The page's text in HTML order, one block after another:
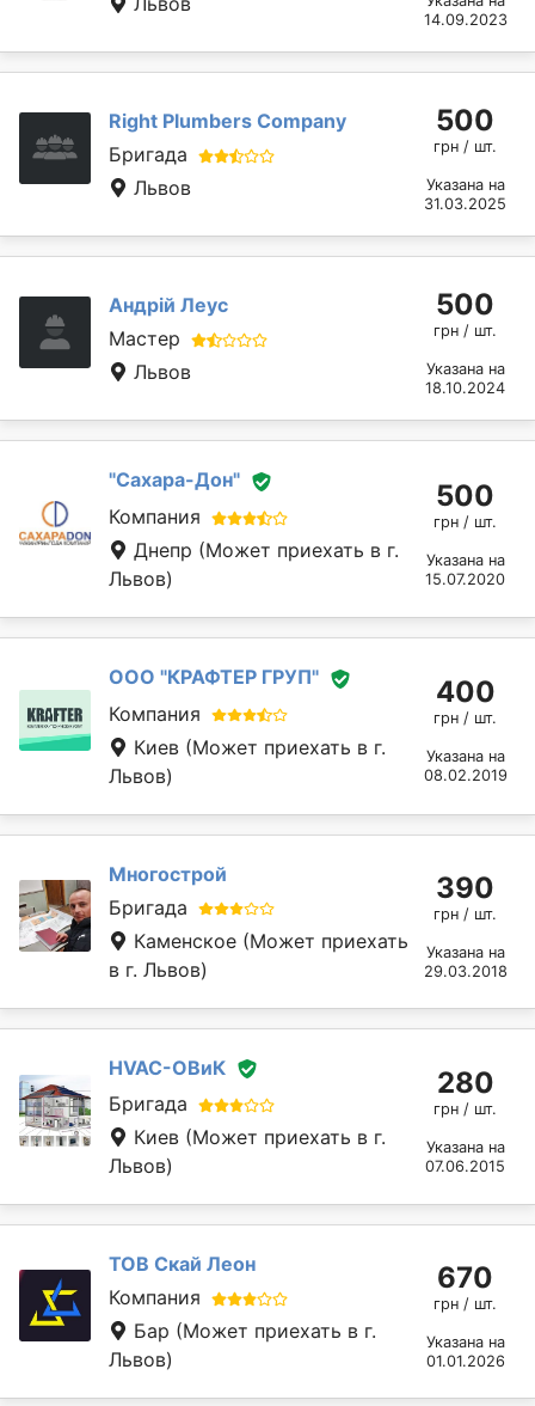
14.09.2023
Right Plumbers Company
Бригада
Львов
500
грн / шт.
Указана на
31.03.2025
Андрій Леус
Мастер
Львов
500
грн / шт.
Указана на
18.10.2024
"Сахара-Дон"
Компания
Днепр (Может приехать в г.
Львов)
500
грн / шт.
Указана на
15.07.2020
ООО "КРАФТЕР ГРУП"
Компания
Киев (Может приехать в г.
Львов)
400
грн / шт.
Указана на
08.02.2019
Многострой
Бригада
Каменское (Может приехать
в г. Львов)
390
грн / шт.
Указана на
29.03.2018
HVAC-ОВиК
Бригада
Киев (Может приехать в г.
Львов)
280
грн / шт.
Указана на
07.06.2015
ТОВ Скай Леон
Компания
Бар (Может приехать в г.
Львов)
670
грн / шт.
Указана на
01.01.2026